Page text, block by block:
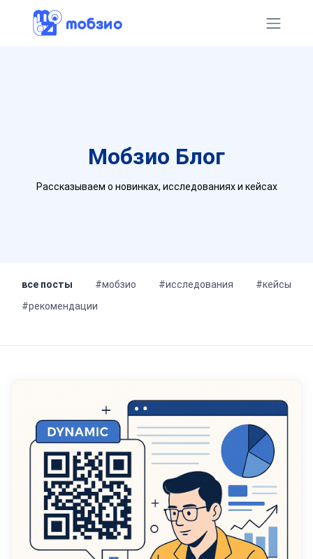
Мобзио Блог
Рассказываем о новинках, исследованиях и кейсах
все посты #мобзио #исследования
#кейсы
#рекомендации